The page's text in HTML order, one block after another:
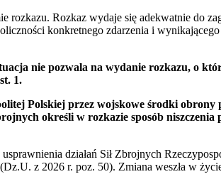
Rozkaz wydaje się adekwatnie do
konkretnego zdarzenia i
nie pozwala na wydanie rozkazu, o
1.
Polskiej przez wojskowe środki
określi w rozkazie sposób niszczenia
działań Sił Zbrojnych
z 2026 r. poz. 50). Zmiana weszła w